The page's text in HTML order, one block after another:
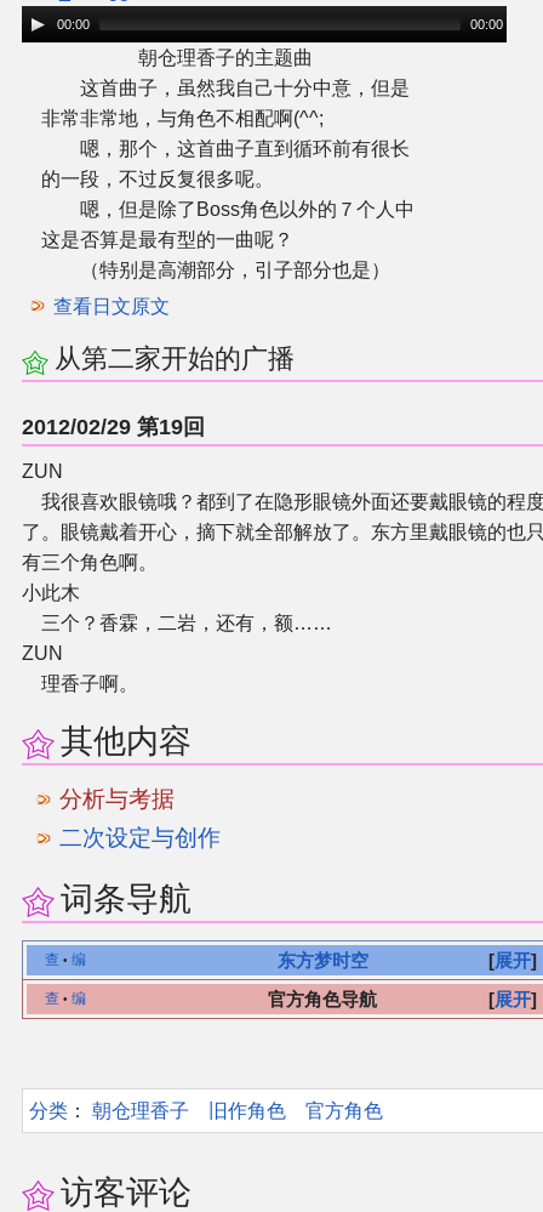
00:00 00:00
朝仓理香子的主题曲
这首曲子，虽然我自己十分中意，但是
非常非常地，与角色不相配啊(^^;
嗯，那个，这首曲子直到循环前有很长
的一段，不过反复很多呢。
嗯，但是除了Boss角色以外的７个人中
这是否算是最有型的一曲呢？
（特别是高潮部分，引子部分也是）
查看日文原文
从第二家开始的广播
2012/02/29 第19回
ZUN
我很喜欢眼镜哦？都到了在隐形眼镜外面还要戴眼镜的程
了。眼镜戴着开心，摘下就全部解放了。东方里戴眼镜的也
有三个角色啊。
小此木
三个？香霖，二岩，还有，额……
ZUN
理香子啊。
其他内容
分析与考据
二次设定与创作
词条导航
展开
查 • 编
东方梦时空
展开
查 • 编 官方角色导航
分类 ：​ 朝仓理香子 旧作角色 官方角色
访客评论